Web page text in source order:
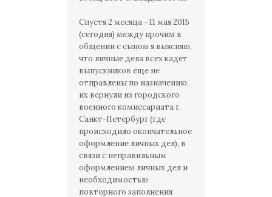
Спустя 2 месяца - 11 мая 2015
(сегодня) между прочим в
общении с сыном я выясняю,
что личные дела всех кадет
выпускников еще не
отправлены по назначению,
их вернули из городского
военного комиссариата г.
Санкт-Петербург (где
происходило окончательное
оформление личных дел), в
связи с неправильным
оформлением личных дел и
необходимостью
повторного заполнения